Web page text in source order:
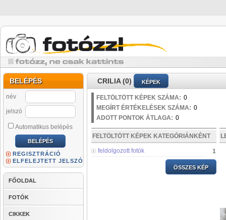
BELÉPÉS
név
jelszó
Automatikus belépés
REGISZTRÁCIÓ
ELFELEJTETT JELSZÓ
FŐOLDAL
FOTÓK
CIKKEK
CRILIA (0) KÉPEK
FELTÖLTÖTT KÉPEK SZÁMA: 0
MEGÍRT ÉRTÉKELÉSEK SZÁMA: 0
ADOTT PONTOK ÁTLAGA: 0
FELTÖLTÖTT KÉPEK KATEGÓRIÁNKÉNT
feldolgozott fotók 1
ÖSSZES KÉP